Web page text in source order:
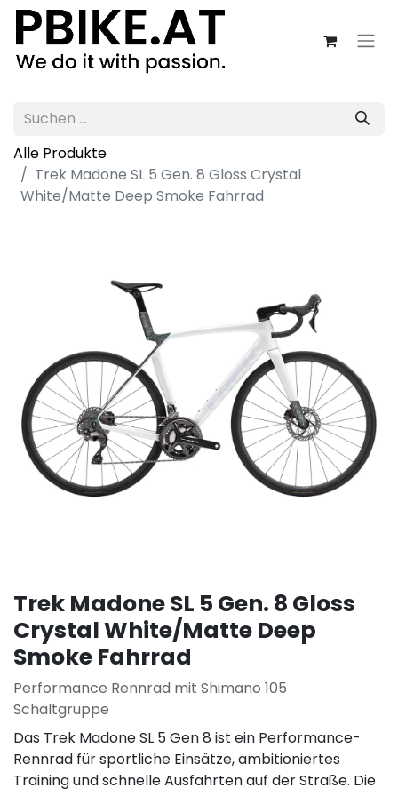
Alle Produkte
Trek Madone SL 5 Gen. 8 Gloss Crystal
White/Matte Deep Smoke Fahrrad
Trek Madone SL 5 Gen. 8 Gloss
Crystal White/Matte Deep
Smoke Fahrrad
Performance Rennrad mit Shimano 105
Schaltgruppe
Das Trek Madone SL 5 Gen 8 ist ein Performance-
Rennrad für sportliche Einsätze, ambitioniertes
Training und schnelle Ausfahrten auf der Straße. Die